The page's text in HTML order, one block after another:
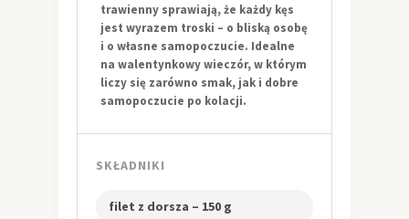
trawienny sprawiają, że każdy kęs
jest wyrazem troski – o bliską osobę
i o własne samopoczucie. Idealne
na walentynkowy wieczór, w którym
liczy się zarówno smak, jak i dobre
samopoczucie po kolacji.
SKŁADNIKI
filet z dorsza – 150 g